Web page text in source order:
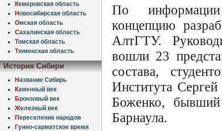
Кемеровская область
Новосибирская область
Омская область
Сахалинская область
Томская область
Тюменская область
История Сибири
Название Сибирь
Каменный век
Бронзовый век
Железный век
Переселение народов
Гунно-сарматское время
По информации
концепцию
АлтГТУ.
вошли 23
состава,
Института
Боженко,
Барнаула.